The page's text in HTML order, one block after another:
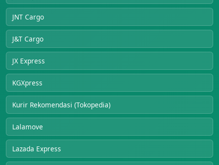
JNT Cargo
J&T Cargo
JX Express
KGXpress
Kurir Rekomendasi (Tokopedia)
Lalamove
Lazada Express